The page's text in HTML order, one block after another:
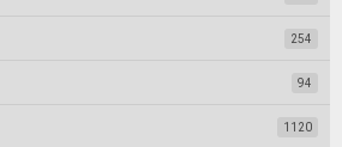
254
94
1120